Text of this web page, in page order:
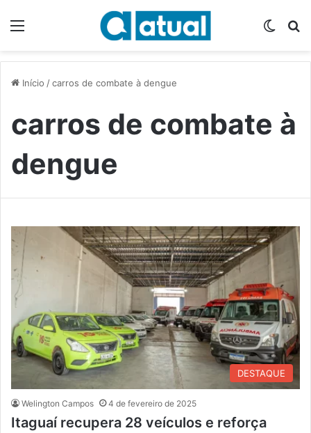
Início /carros de combate à dengue
carros de combate à
dengue
DESTAQUE
Welington Campos 4 de fevereiro de 2025
Itaguaí recupera 28 veículos e reforça